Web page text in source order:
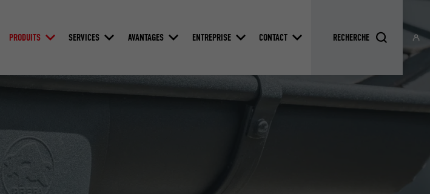
PRODUITS SERVICES AVANTAGES ENTREPRISE CONTACT